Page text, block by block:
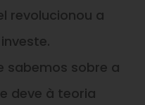
revolucionou a
sabemos sobre a
deve à teoria